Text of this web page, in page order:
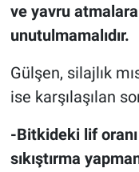
ve yavru
unutulmamalıdır.
Gülşen, silajlık
ise karşılaşılan
-Bitkideki lif
sıkıştırma